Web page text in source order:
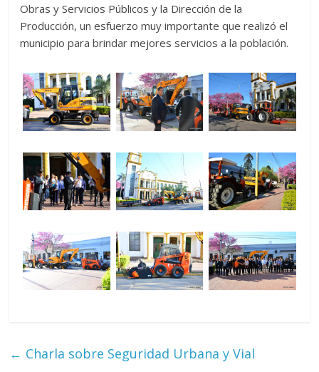
Obras y Servicios Públicos y la Dirección de la
Producción, un esfuerzo muy importante que realizó el
municipio para brindar mejores servicios a la población.
← Charla sobre Seguridad Urbana y Vial